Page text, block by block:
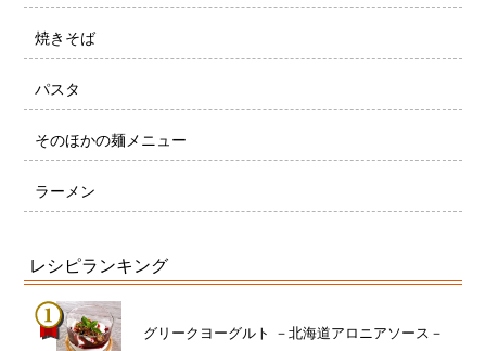
焼きそば
パスタ
そのほかの麺メニュー
ラーメン
レシピランキング
グリークヨーグルト －北海道アロニアソース－